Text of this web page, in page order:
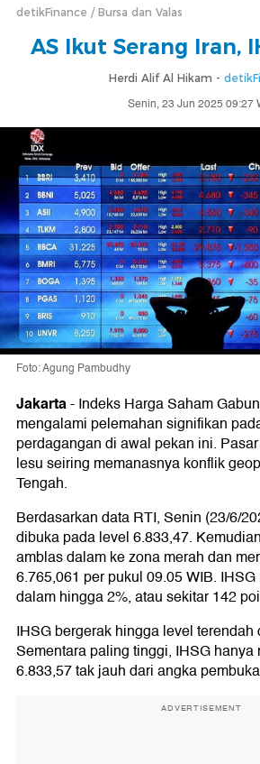
detikFinance Bursa dan Valas
AS Ikut Serang Iran,
Herdi Alif Al Hikam -
Senin, 23 Jun 2025 09:27
Foto: Agung Pambudhy
Jakarta-Indeks Harga Saham
mengalami pelemahan signifikan
perdagangan di awal pekan ini.
lesu seiring memanasnya konflik
Tengah.
Berdasarkan data RTI, Senin (23/6/
dibuka pada level 6.833,47.
amblas dalam ke zona merah dan
6.765,061 per pukul 09.05 WIB.
dalam hingga 2%, atau sekitar 142
IHSG bergerak hingga level terendah
Sementara paling tinggi, IHSG hanya
6.833,57 tak jauh dari angka
ADVERTISEMENT